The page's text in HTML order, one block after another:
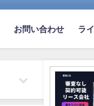
お問い合わせ ラ